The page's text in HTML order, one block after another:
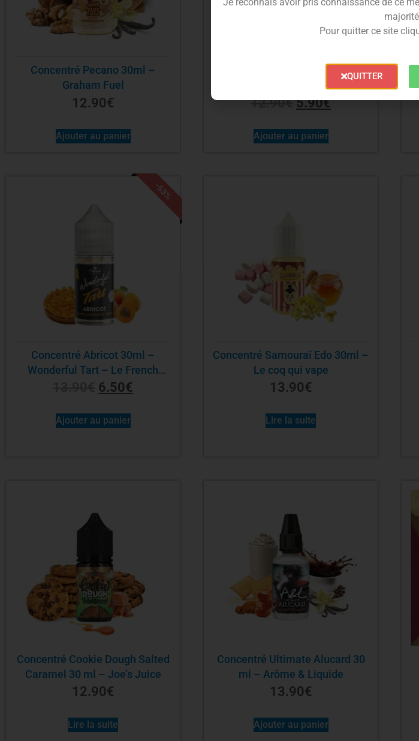
Concentré Pecano 30ml –
Graham Fuel
12.90€
Ajouter au panier
Concentré Cornitto 30ml –
12.90€ 5.90€
Ajouter au panier
-53%
Concentré Abricot 30ml –
Wonderful Tart – Le French
Liquide6.50€
Ajouter au panier
Concentré Samouraï Edo 30ml –
Le coq qui vape
13.90€
Lire la suite
Concentré Cookie Dough Salted
Caramel 30 ml – Joe’s Juice
12.90€
Lire la suite
Concentré Ultimate Alucard 30
ml – Arôme & Liquide
13.90€
Ajouter au panier
Pour quitter ce site
QUITTER